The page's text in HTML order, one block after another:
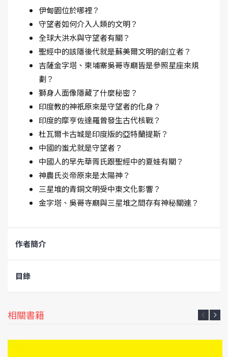
伊甸園位於哪裡？
守望者如何介入人類的文明？
全球大洪水與守望者有關？
聖經中的該隱後代就是蘇美爾文明的創立者？
吉薩金字塔、柬埔寨吳哥寺廟皆是參照星座來規
劃？
獅身人面像隱藏了什麼秘密？
印度教的神祇原來是守望者的化身？
印度的摩亨佐達羅曾發生古代核戰？
杜瓦爾卡古城是印度版的亞特蘭提斯？
中國的蚩尤就是守望者？
中國人的早先華胥氏跟聖經中的夏娃有關？
神農氏炎帝原來是太陽神？
三星堆的青銅文明受中東文化影響？
金字塔、吳哥寺廟與三星堆之間存有神秘關連？
作者簡介
目錄
相關書籍